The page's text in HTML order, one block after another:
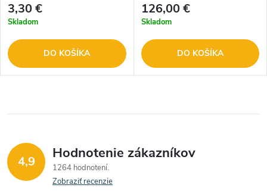
3,30 €
Skladom
DO KOŠÍKA
126,00 €
Skladom
DO KOŠÍKA
4,9 Hodnotenie zákazníkov
1264 hodnotení
Zobraziť recenzie